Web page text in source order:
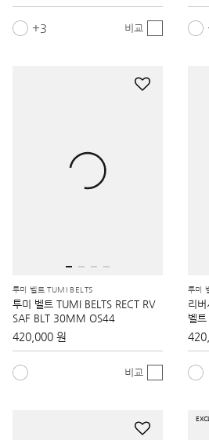
3 비교
투미 벨트 TUMI BELTS
투미 벨트 TUMI BELTS RECT RV
SAF BLT 30MM OS44
420,000 원
비교
투미
리
벨